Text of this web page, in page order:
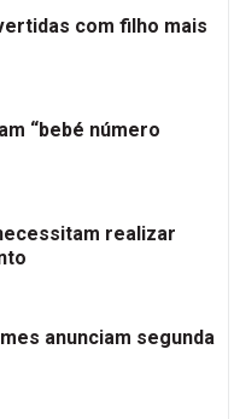
com filho mais
“bebé número
realizar
anunciam segunda